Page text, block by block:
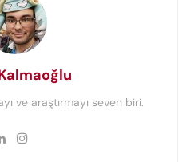
ve araştırmayı seven biri.